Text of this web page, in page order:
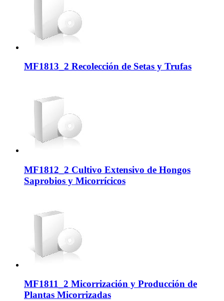
MF1813_2 Recolección de Setas y Trufas
MF1812_2 Cultivo Extensivo de Hongos
Saprobios y Micorrícicos
MF1811_2 Micorrización y Producción de
Plantas Micorrizadas